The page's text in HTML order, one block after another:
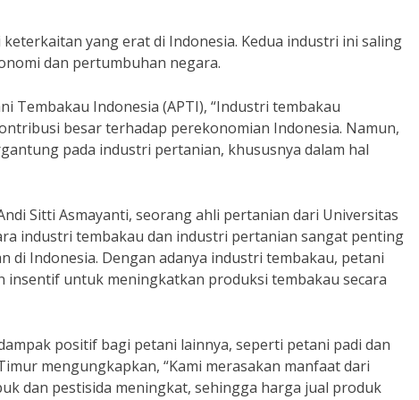
yang erat di Indonesia. Kedua industri ini saling
dan pertumbuhan negara.
Tembakau Indonesia (APTI), “Industri tembakau
besar terhadap perekonomian Indonesia. Namun,
pada industri pertanian, khususnya dalam hal
Sitti Asmayanti, seorang ahli pertanian dari Universitas
industri tembakau dan industri pertanian sangat penting
di Indonesia. Dengan adanya industri tembakau, petani
untuk meningkatkan produksi tembakau secara
positif bagi petani lainnya, seperti petani padi dan
mengungkapkan, “Kami merasakan manfaat dari
dan pestisida meningkat, sehingga harga jual produk